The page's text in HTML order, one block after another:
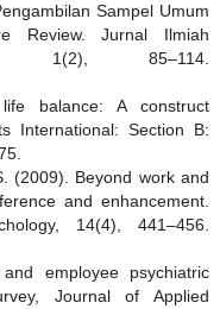
Sampel Umum
Review. Jurnal Ilmiah
1(2), 85–114.
balance: A construct
International: Section B:
(2009). Beyond work and
and enhancement.
14(4), 441–456.
employee psychiatric
Journal of Applied